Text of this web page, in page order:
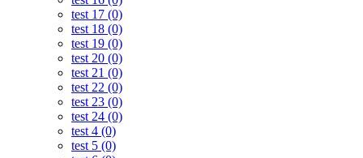
test 17 (0)
test 18 (0)
test 19 (0)
test 20 (0)
test 21 (0)
test 22 (0)
test 23 (0)
test 24 (0)
test 4 (0)
test 5 (0)